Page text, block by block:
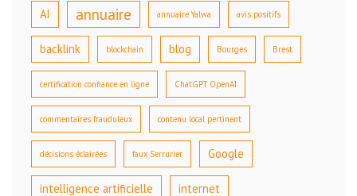
AI annuaire annuaire Yalwa avis positifs
backlink blockchain blog Bourges Brest
certification confiance en ligne ChatGPT OpenAI
commentaires frauduleux contenu local pertinent
décisions éclairées faux Serrurier Google
intelligence artificielle internet